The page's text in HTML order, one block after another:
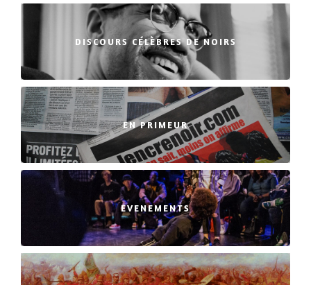
DISCOURS CÉLÈBRES DE NOIRS
EN PRIMEUR
EVENEMENTS